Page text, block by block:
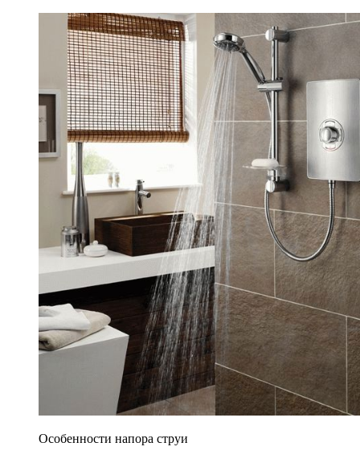
Особенности напора струи